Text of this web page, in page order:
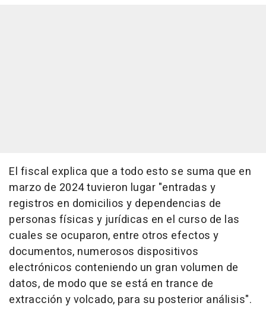
El fiscal explica que a todo esto se suma que en
marzo de 2024 tuvieron lugar "entradas y
registros en domicilios y dependencias de
personas físicas y jurídicas en el curso de las
cuales se ocuparon, entre otros efectos y
documentos, numerosos dispositivos
electrónicos conteniendo un gran volumen de
datos, de modo que se está en trance de
extracción y volcado, para su posterior análisis".